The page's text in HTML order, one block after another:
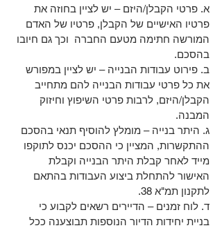
א. פרטי הקבלן/היזם – יש לציין בחוזה את
פרטיו האישיים של הקבלן, פרטיו של האדם
המורשה חתימה מטעם החברה  וכך גם חיובו
בהסכם.
ב. פירוט עבודות הבנייה – יש לציין במפורש
את כל פרטי עבודות הבנייה להם מתחייב
הקבלן/היזם, לרבות פרטי השיפוץ וחיזוק
המבנה.
ג. היתר בנייה – מומלץ להוסיף תנאי בהסכם
ההתקשרות, המציין כי ההסכם יכנס לתוקפו
מייד לאחר קבלת היתר הבנייה וקבלת
האישור להתחלת ביצוע העבודות בהתאם
לתקנון תמ"א 38.
ד. לוח זמנים – הדיירים רשאים לקבוע כי
בניית יחידות הדיור הנוספות תבוצענה ככל